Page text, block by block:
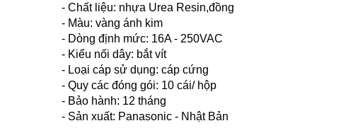
- Chất liệu: nhựa Urea Resin,đồng
- Màu: vàng ánh kim
- Dòng định mức: 16A - 250VAC
- Kiểu nối dây: bắt vít
- Loại cáp sử dụng: cáp cứng
- Quy các đóng gói: 10 cái/ hộp
- Bảo hành: 12 tháng
- Sản xuất: Panasonic - Nhật Bản